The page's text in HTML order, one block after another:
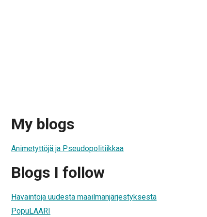
My blogs
Animetyttöjä ja Pseudopolitiikkaa
Blogs I follow
Havaintoja uudesta maailmanjärjestyksestä
PopuLAARI